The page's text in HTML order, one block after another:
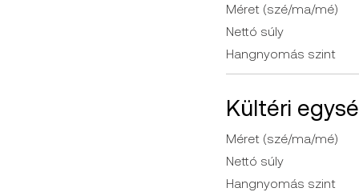
Méret (szé/ma/mé)
Nettó súly
Hangnyomás szint
Kültéri
Méret (szé/ma/mé)
Nettó súly
Hangnyomás szint